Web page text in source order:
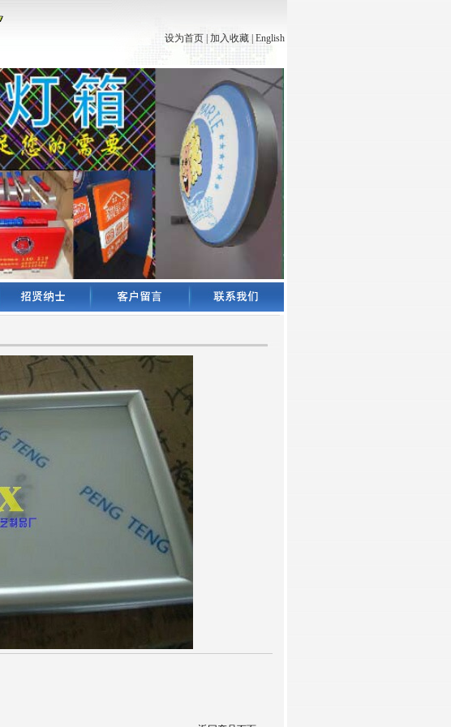
设为首页 加入收藏 English